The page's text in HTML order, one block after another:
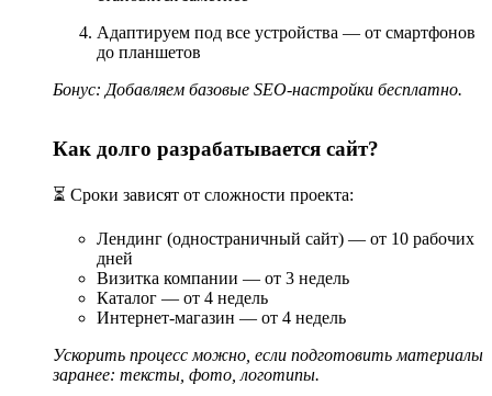
СТАНДАРТ
Сайт среднего
каталогом
товаров или
До 50 страниц
Каталог и
Интеграция с
CRM
оптимизация
ПРЕМИУМ
Кастомный
уникальным
дизайном и
Неограниченное
страниц
CRM, ERP, 1С
Адаптируем под все устройства — от смартфонов
до планшетов
Бонус: Добавляем базовые SEO-настройки бесплатно.
Как долго разрабатывается сайт?
⏳ Сроки зависят от сложности проекта:
Лендинг (одностраничный сайт) — от 10 рабочих
дней
Визитка компании — от 3 недель
Каталог — от 4 недель
Интернет-магазин — от 4 недель
Ускорить процесс можно, если подготовить материалы
заранее: тексты, фото, логотипы.